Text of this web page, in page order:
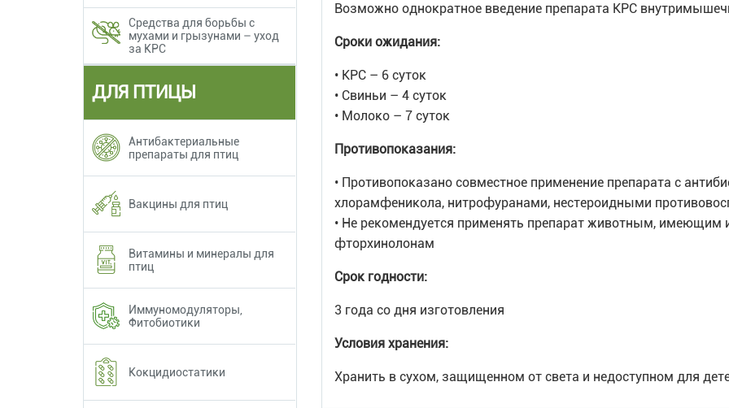
Возможно однократное введение препарата КРС
Сроки ожидания:
• КРС – 6 суток
• Свиньи – 4 суток
• Молоко – 7 суток
Противопоказания:
• Противопоказано совместное применение препарата с
хлорамфеникола, нитрофуранами, нестероидными
• Не рекомендуется применять препарат животным, имеющим
фторхинолонам
Срок годности:
3 года со дня изготовления
Условия хранения:
Хранить в сухом, защищенном от света и недоступном для
Средства для борьбы с
мухами и грызунами – уход
за КРС
ДЛЯ ПТИЦЫ
Антибактериальные
препараты для птиц
Вакцины для птиц
Витамины и минералы для
птиц
Иммуномодуляторы,
Фитобиотики
Кокцидиостатики